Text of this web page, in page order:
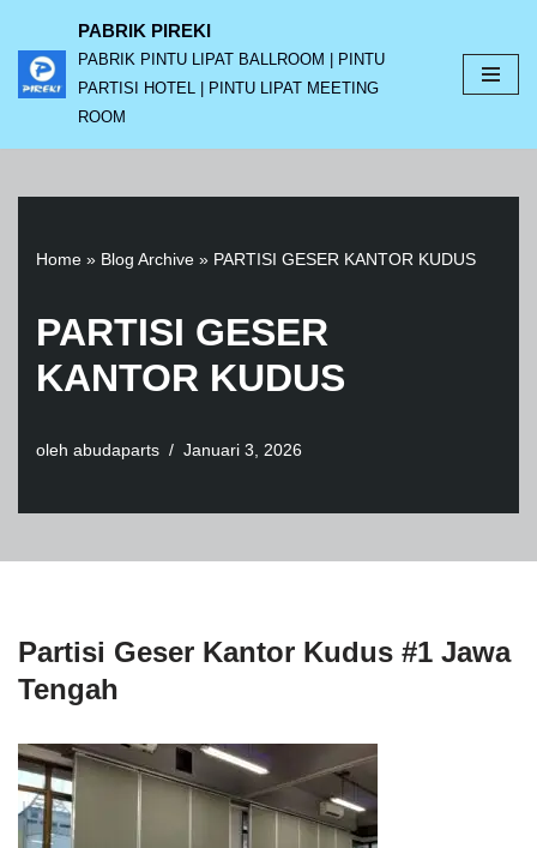
Lompat
ke
PABRIK PIREKI
PABRIK PINTU LIPAT BALLROOM | PINTU
PARTISI HOTEL | PINTU LIPAT MEETING
ROOM
Home » Blog Archive » PARTISI GESER KANTOR KUDUS
PARTISI GESER
KANTOR KUDUS
oleh abudaparts Januari 3, 2026
Partisi Geser Kantor Kudus #1 Jawa
Tengah